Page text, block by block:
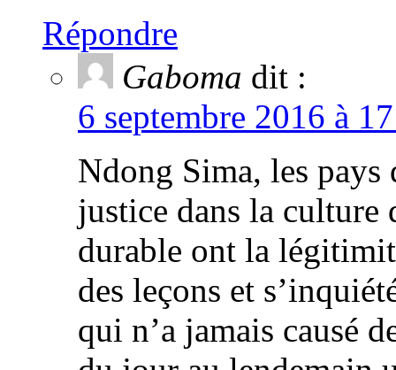
Répondre
Gaboma dit :
6 septembre 2016 à
Ndong Sima, les
justice dans la culture
durable ont la
des leçons et
qui n’a jamais causé